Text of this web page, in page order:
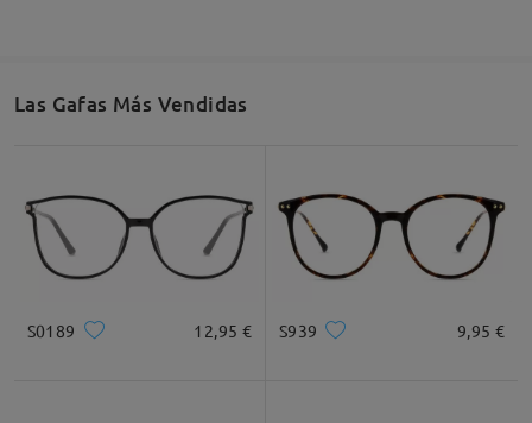
Las Gafas Más Vendidas
S0189 12,95 € S939 9,95 €